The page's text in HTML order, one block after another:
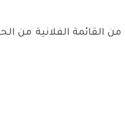
القائمة الفلانية من